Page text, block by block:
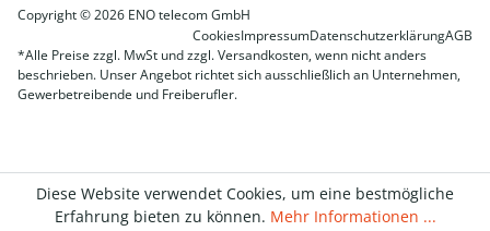
Copyright © 2026 ENO telecom GmbH
CookiesImpressumDatenschutzerklärungAGB
*Alle Preise zzgl. MwSt und zzgl. Versandkosten, wenn nicht anders
beschrieben. Unser Angebot richtet sich ausschließlich an Unternehmen,
Gewerbetreibende und Freiberufler.
Diese Website verwendet Cookies, um eine bestmögliche
Erfahrung bieten zu können. Mehr Informationen ...